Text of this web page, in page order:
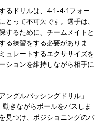
るドリルは、4-1-4-1フォー
とって不可欠です。選手は、
するために、チームメイトと
る練習をする必要がありま
ュレートするエクササイズを
ションを維持しながら相手に
ングルパッシングドリル」
きながらボールをパスしま
見つけ、ポジショニングのバ